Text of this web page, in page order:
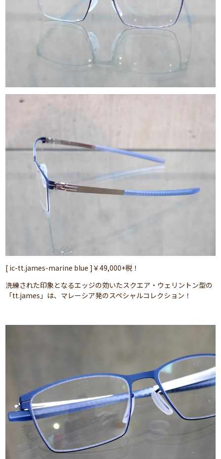
[ ic-tt.james-marine blue ]￥49,000+税！
洗練された印象となるエッジの効いたスクエア・ウェリントン型の
「tt.james」は、マレーシア発のスペシャルコレクション！